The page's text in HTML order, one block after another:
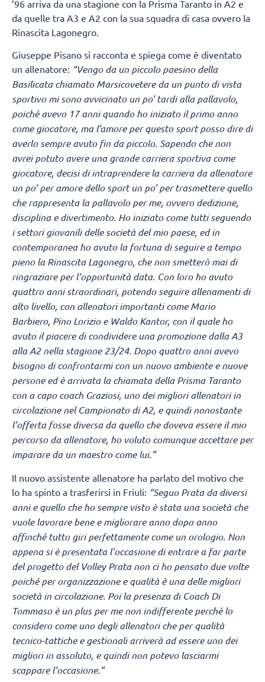
’96 arriva da una stagione con la Prisma Taranto in A2 e
da quelle tra A3 e A2 con la sua squadra di casa ovvero la
Rinascita Lagonegro.
Giuseppe Pisano si racconta e spiega come è diventato
un allenatore: “Vengo da un piccolo paesino della
Basilicata chiamato Marsicovetere da un punto di vista
sportivo mi sono avvicinato un po’ tardi alla pallavolo,
poiché avevo 17 anni quando ho iniziato il primo anno
come giocatore, ma l’amore per questo sport posso dire di
averlo sempre avuto fin da piccolo. Sapendo che non
avrei potuto avere una grande carriera sportiva come
giocatore, decisi di intraprendere la carriera da allenatore
un po’ per amore dello sport un po’ per trasmettere quello
che rappresenta la pallavolo per me, ovvero dedizione,
disciplina e divertimento. Ho iniziato come tutti seguendo
i settori giovanili delle società del mio paese, ed in
contemporanea ho avuto la fortuna di seguire a tempo
pieno la Rinascita Lagonegro, che non smetterò mai di
ringraziare per l’opportunità data. Con loro ho avuto
quattro anni straordinari, potendo seguire allenamenti di
alto livello, con allenatori importanti come Mario
Barbiero, Pino Lorizio e Waldo Kantor, con il quale ho
avuto il piacere di condividere una promozione dalla A3
alla A2 nella stagione 23/24. Dopo quattro anni avevo
bisogno di confrontarmi con un nuovo ambiente e nuove
persone ed è arrivata la chiamata della Prisma Taranto
con a capo coach Graziosi, uno dei migliori allenatori in
circolazione nel Campionato di A2, e quindi nonostante
l’offerta fosse diversa da quello che doveva essere il mio
percorso da allenatore, ho voluto comunque accettare per
imparare da un maestro come lui.”
Il nuovo assistente allenatore ha parlato del motivo che
lo ha spinto a trasferirsi in Friuli: “Seguo Prata da diversi
anni e quello che ho sempre visto è stata una società che
vuole lavorare bene e migliorare anno dopo anno
affinché tutto giri perfettamente come un orologio. Non
appena si è presentata l’occasione di entrare a far parte
del progetto del Volley Prata non ci ho pensato due volte
poiché per organizzazione e qualità è una delle migliori
società in circolazione. Poi la presenza di Coach Di
Tommaso è un plus per me non indifferente perché lo
considero come uno degli allenatori che per qualità
tecnico-tattiche e gestionali arriverà ad essere uno dei
migliori in assoluto, e quindi non potevo lasciarmi
scappare l’occasione.”